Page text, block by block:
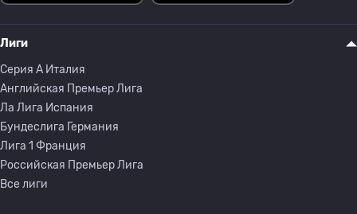
Лиги
Серия A Италия
Английская Премьер Лига
Ла Лига Испания
Бундеслига Германия
Лига 1 Франция
Российская Премьер Лига
Все лиги